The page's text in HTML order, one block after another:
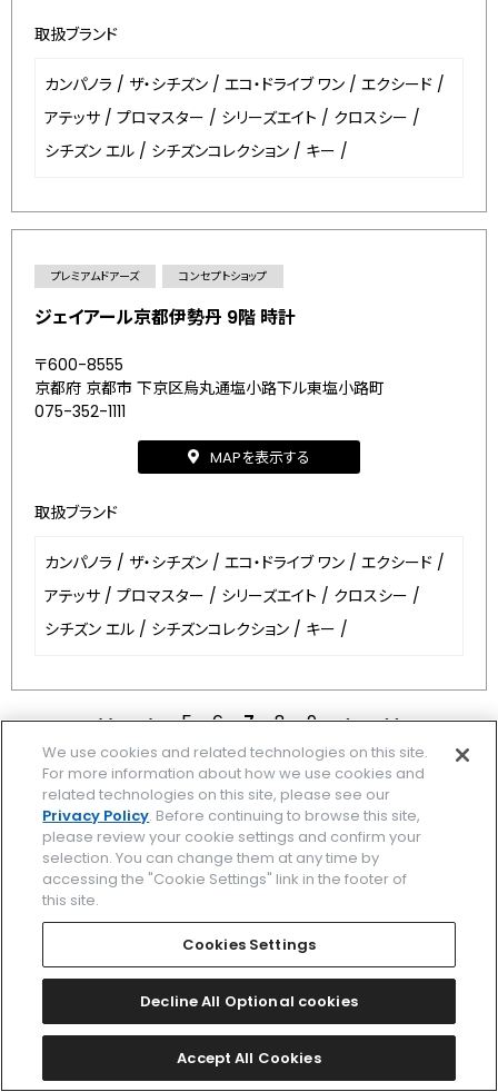
取扱ブランド
カンパノラ / ザ・シチズン / エコ・ドライブ ワン / エクシード /
アテッサ / プロマスター / シリーズエイト / クロスシー /
シチズン エル / シチズンコレクション / キー /
プレミアムドアーズ コンセプトショップ
ジェイアール京都伊勢丹 9階 時計
〒600-8555
京都府 京都市 下京区烏丸通塩小路下ル東塩小路町
075-352-1111
MAPを表示する
取扱ブランド
カンパノラ / ザ・シチズン / エコ・ドライブ ワン / エクシード /
アテッサ / プロマスター / シリーズエイト / クロスシー /
シチズン エル / シチズンコレクション / キー /
最初 前
5 6 7 8 9 次
ブランド一覧
関連ブランド一覧
We use cookies and related technologies on this site.
For more information about how we use cookies and
related technologies on this site, please see our
Privacy Policy. Before continuing to browse this site,
please review your cookie settings and confirm your
selection. You can change them at any time by
accessing the "Cookie Settings" link in the footer of
this site.
Cookies Settings
Decline All Optional cookies
Accept All Cookies